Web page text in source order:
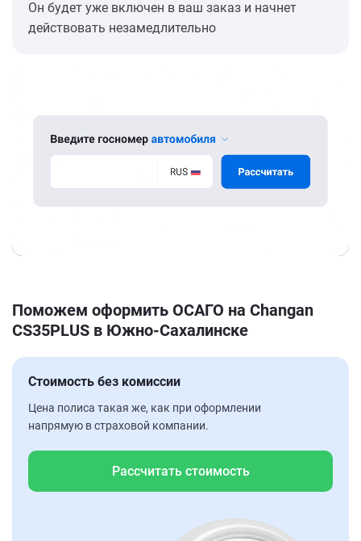
Он будет уже включен в ваш заказ и начнет
действовать незамедлительно
Поможем оформить ОСАГО на Changan
CS35PLUS в Южно-Сахалинске
Стоимость без комиссии
Цена полиса такая же, как при оформлении
напрямую в страховой компании.
Рассчитать стоимость